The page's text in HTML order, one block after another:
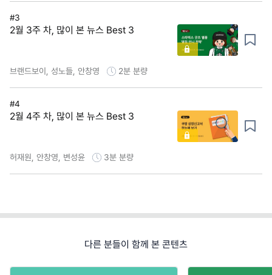
#3
2월 3주 차, 많이 본 뉴스 Best 3
브랜드보이, 성노들, 안창영 2분 분량
#4
2월 4주 차, 많이 본 뉴스 Best 3
허재원, 안창영, 변성윤 3분 분량
다른 분들이 함께 본 콘텐츠